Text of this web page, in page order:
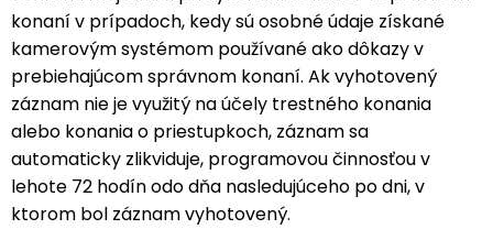
konaní v prípadoch, kedy sú osobné údaje získané
kamerovým systémom používané ako dôkazy v
prebiehajúcom správnom konaní. Ak vyhotovený
záznam nie je využitý na účely trestného konania
alebo konania o priestupkoch, záznam sa
automaticky zlikviduje, programovou činnosťou v
lehote 72 hodín odo dňa nasledujúceho po dni, v
ktorom bol záznam vyhotovený.